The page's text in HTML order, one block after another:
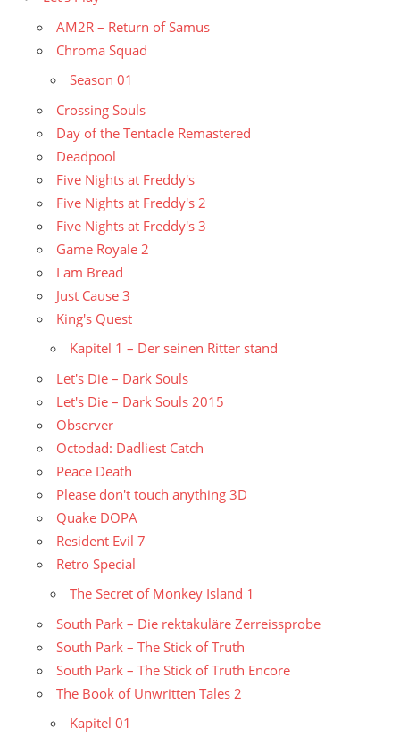
AM2R – Return of Samus
Chroma Squad
Season 01
Crossing Souls
Day of the Tentacle Remastered
Deadpool
Five Nights at Freddy's
Five Nights at Freddy's 2
Five Nights at Freddy's 3
Game Royale 2
I am Bread
Just Cause 3
King's Quest
Kapitel 1 – Der seinen Ritter stand
Let's Die – Dark Souls
Let's Die – Dark Souls 2015
Observer
Octodad: Dadliest Catch
Peace Death
Please don't touch anything 3D
Quake DOPA
Resident Evil 7
Retro Special
The Secret of Monkey Island 1
South Park – Die rektakuläre Zerreissprobe
South Park – The Stick of Truth
South Park – The Stick of Truth Encore
The Book of Unwritten Tales 2
Kapitel 01